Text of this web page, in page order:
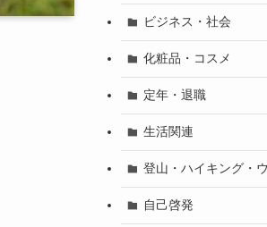
ビジネス・社会
化粧品・コスメ
定年・退職
生活関連
登山・ハイキング・
自己啓発